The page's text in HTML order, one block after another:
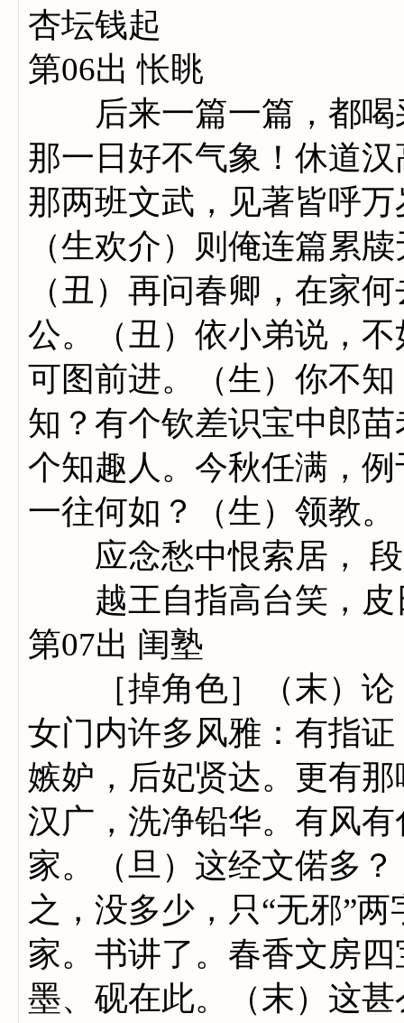
杏坛钱起
第06出 怅眺
后来一篇一篇，都喝
那一日好不气象！休道
那两班文武，见著皆呼
（生欢介）则俺连篇累
（丑）再问春卿，在家
公。（丑）依小弟说，
可图前进。（生）你不
知？有个钦差识宝中郎
个知趣人。今秋任满，
一往何如？（生）领教。
应念愁中恨索居， 段
越王自指高台笑，皮
第07出 闺塾
［掉角色］（末）论
女门内许多风雅：有指
嫉妒，后妃贤达。更有
汉广，洗净铅华。有风
家。（旦）这经文偌多
之，没多少，只“无邪”
家。书讲了。春香文房
墨、砚在此。（末）这